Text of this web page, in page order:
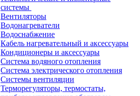
системы
Вентиляторы
Водонагреватели
Водоснабжение
Кабель нагревательный и аксессуары
Кондиционеры и аксессуары
Система водяного отопления
Система электрического отопления
Системы вентиляции
Терморегуляторы, термостаты,